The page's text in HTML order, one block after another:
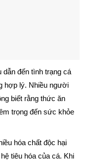
dẫn đến tình trạng cá
hợp lý. Nhiều người
biết rằng thức ăn
trọng đến sức khỏe
hóa chất độc hại
tiêu hóa của cá. Khi